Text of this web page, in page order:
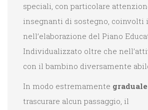
speciali, con particolare
insegnanti di sostegno, coinvolti
nell’elaborazione del Piano
Individualizzato oltre che
con il bambino diversamente
In modo estremamente graduale
trascurare alcun passaggio, il